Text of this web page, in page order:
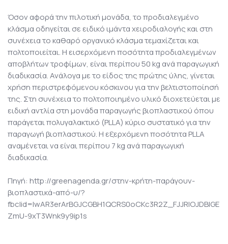
Όσον αφορά την πιλοτική μονάδα, το προδιαλεγμένο
κλάσμα οδηγείται σε ειδικό ιμάντα χειροδιαλογής και στη
συνέχεια το καθαρό οργανικό κλάσμα τεμαχίζεται και
πολτοποιείται. Η εισερχόμενη ποσότητα προδιαλεγμένων
αποβλήτων τροφίμων, είναι περίπου 50 kg ανά παραγωγική
διαδικασία. Ανάλογα με το είδος της πρώτης ύλης, γίνεται
χρήση περιστρεφόμενου κόσκινου για την βελτιστοποίησή
της. Στη συνέχεια το πολτοποιημένο υλικό διοχετεύεται με
ειδική αντλία στη μονάδα παραγωγής βιοπλαστικού όπου
παράγεται πολυγαλακτικό (PLLA) κύριο συστατικό για την
παραγωγή βιοπλαστικού. Η εξερχόμενη ποσότητα PLLA
αναμένεται να είναι περίπου 7 kg ανά παραγωγική
διαδικασία.
Πηγή: http://greenagenda.gr/στην-κρήτη-παράγουν-
βιοπλαστικά-από-υ/?
fbclid=IwAR3erArBGJCGBH1QCRS0oCKc3R2Z_FJJRlOJDBlGE
ZmU-9xT3Wnk9y9ip1s